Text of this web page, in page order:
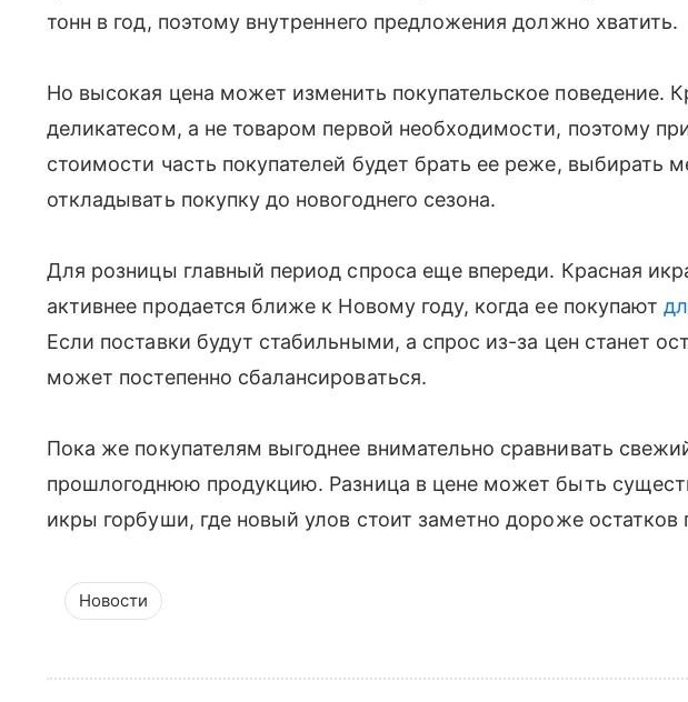
тонн в год, поэтому внутреннего предложения должно хватить.
Но высокая цена может изменить покупательское поведение.
деликатесом, а не товаром первой необходимости, поэтому
стоимости часть покупателей будет брать ее реже, выбирать
откладывать покупку до новогоднего сезона.
Для розницы главный период спроса еще впереди. Красная
активнее продается ближе к Новому году, когда ее покупают
Если поставки будут стабильными, а спрос из-за цен станет
может постепенно сбалансироваться.
Пока же покупателям выгоднее внимательно сравнивать
прошлогоднюю продукцию. Разница в цене может быть
икры горбуши, где новый улов стоит заметно дороже остатков
Новости